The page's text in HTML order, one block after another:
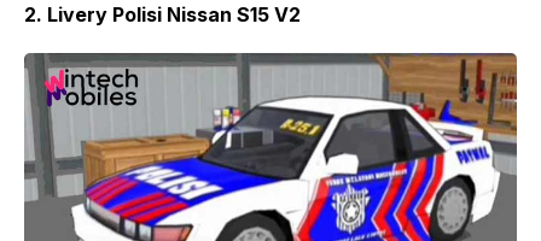
2. Livery Polisi Nissan S15 V2